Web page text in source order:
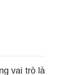
vai trò là